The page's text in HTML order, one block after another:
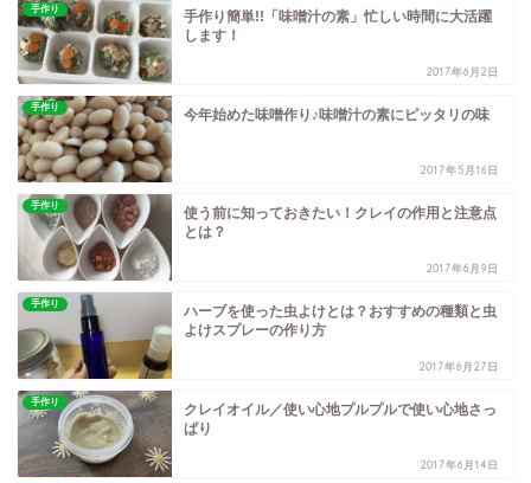
手作り
手作り簡単!!「味噌汁の素」忙しい時間に大活躍
します！
2017年6月2日
手作り 今年始めた味噌作り♪味噌汁の素にピッタリの味
2017年5月16日
手作り
使う前に知っておきたい！クレイの作用と注意点
とは？
2017年6月9日
手作り
ハーブを使った虫よけとは？おすすめの種類と虫
よけスプレーの作り方
2017年6月27日
手作り
クレイオイル／使い心地プルプルで使い心地さっ
ぱり
2017年6月14日